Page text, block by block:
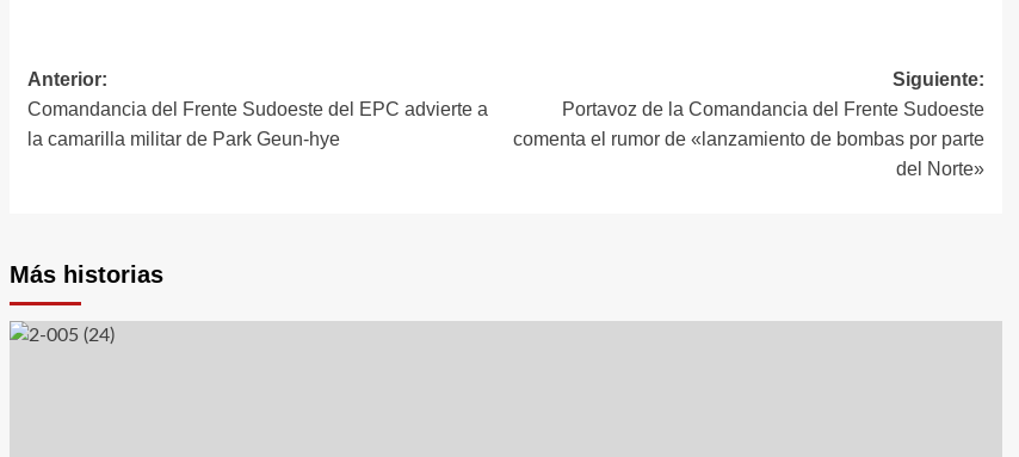
Navegación
de
Anterior:
Comandancia del Frente Sudoeste del EPC advierte a
la camarilla militar de Park Geun-hye
Siguiente:
Portavoz de la Comandancia del Frente Sudoeste
comenta el rumor de «lanzamiento de bombas por parte
del Norte»
Más historias